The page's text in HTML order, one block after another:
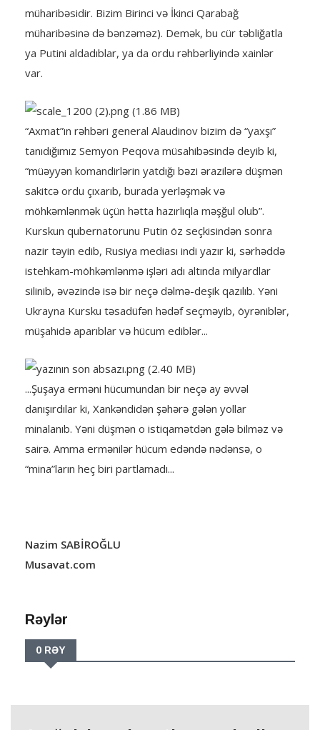
müharibəsidir. Bizim Birinci və İkinci Qarabağ
müharibəsinə də bənzəməz). Demək, bu cür təbliğatla
ya Putini aldadıblar, ya da ordu rəhbərliyində xainlər
var.
“Axmat”ın rəhbəri general Alaudinov bizim də “yaxşı”
tanıdığımız Semyon Peqova müsahibəsində deyib ki,
“müəyyən komandirlərin yatdığı bəzi ərazilərə düşmən
sakitcə ordu çıxarıb, burada yerləşmək və
möhkəmlənmək üçün hətta hazırlıqla məşğul olub”.
Kurskun qubernatorunu Putin öz seçkisindən sonra
nazir təyin edib, Rusiya mediası indi yazır ki, sərhəddə
istehkam-möhkəmlənmə işləri adı altında milyardlar
silinib, əvəzində isə bir neçə dəlmə-deşik qazılıb. Yəni
Ukrayna Kursku təsadüfən hədəf seçməyib, öyrəniblər,
müşahidə aparıblar və hücum ediblər...
...Şuşaya erməni hücumundan bir neçə ay əvvəl
danışırdılar ki, Xankəndidən şəhərə gələn yollar
minalanıb. Yəni düşmən o istiqamətdən gələ bilməz və
sairə. Amma ermənilər hücum edəndə nədənsə, o
“mina”ların heç biri partlamadı...
Nazim SABİROĞLU
Musavat.com
Rəylər
0 RƏY